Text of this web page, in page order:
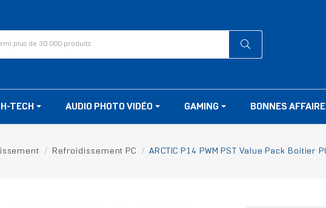
TECH AUDIO PHOTO VIDÉO GAMING BONNES
Refroidissement PC ARCTIC P14 PWM PST Value Pack